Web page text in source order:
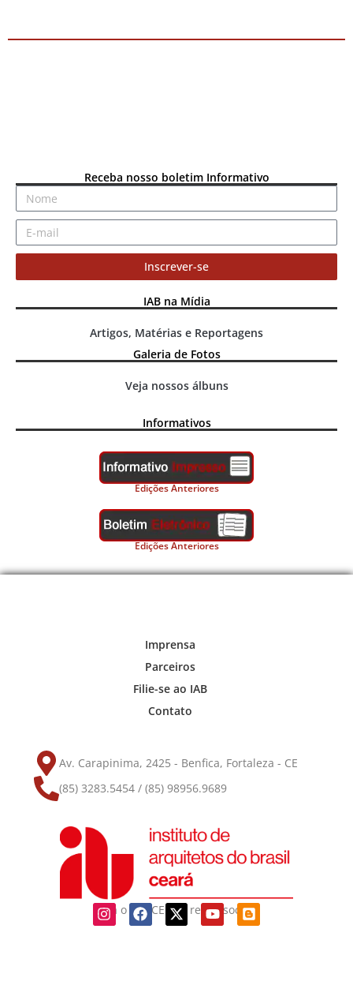
Receba nosso boletim Informativo
Inscrever-se
IAB na Mídia
Artigos, Matérias e Reportagens
Galeria de Fotos
Veja nossos álbuns
Informativos
Edições Anteriores
Edições Anteriores
Siga o IAB-CE nas redes sociais
Imprensa
Parceiros
Filie-se ao IAB
Contato
Av. Carapinima, 2425 - Benfica, Fortaleza - CE
(85) 3283.5454 / (85) 98956.9689